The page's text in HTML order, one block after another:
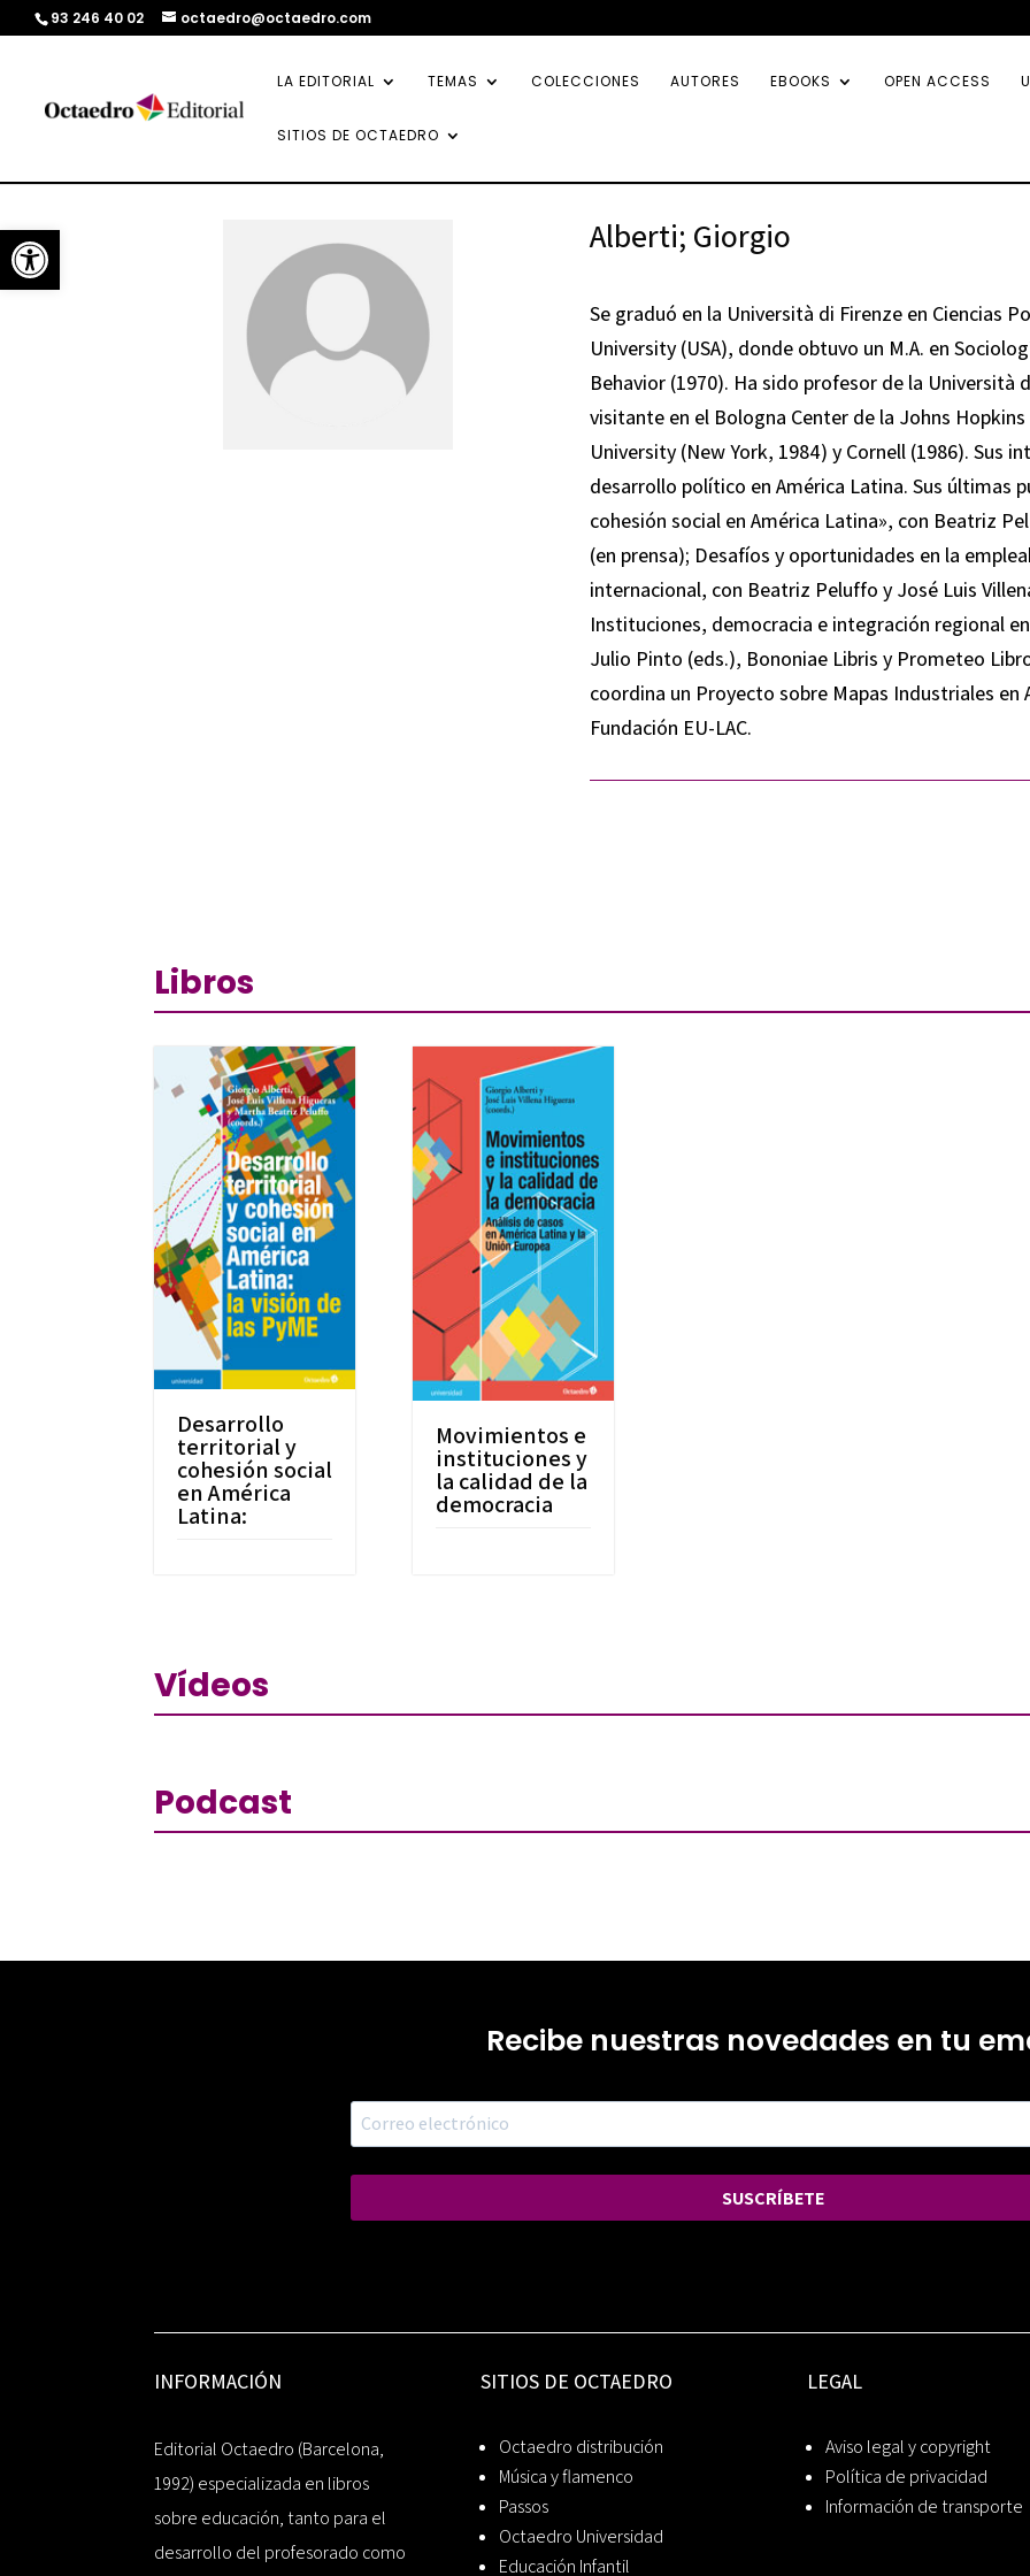
Abrir barra de herramientas
93 246 40 02 octaedro@octaedro.com
LA EDITORIAL TEMAS COLECCIONES AUTORES EBOOKS OPEN ACCESS
SITIOS DE OCTAEDRO
Alberti; Giorgio
Se graduó en la Università di Firenze en Ciencias
University (USA), donde obtuvo un M.A. en
Behavior (1970). Ha sido profesor de la Università
visitante en el Bologna Center de la Johns
University (New York, 1984) y Cornell (1986). Sus
desarrollo político en América Latina. Sus últimas
cohesión social en América Latina», con Beatriz
(en prensa); Desafíos y oportunidades en la
internacional, con Beatriz Peluffo y José Luis
Instituciones, democracia e integración regional
Julio Pinto (eds.), Bononiae Libris y Prometeo
coordina un Proyecto sobre Mapas Industriales
Fundación EU-LAC.
Libros
Desarrollo
territorial y
cohesión social
en América
Latina:
Movimientos e
instituciones y
la calidad de la
democracia
Vídeos
Podcast
Recibe nuestras novedades en tu
SUSCRÍBETE
INFORMACIÓN
Editorial Octaedro (Barcelona,
1992) especializada en libros
sobre educación, tanto para el
desarrollo del profesorado como
SITIOS DE OCTAEDRO
Octaedro distribución
Música y flamenco
Passos
Octaedro Universidad
Educación Infantil
LEGAL
Aviso legal y copyright
Política de privacidad
Información de transporte